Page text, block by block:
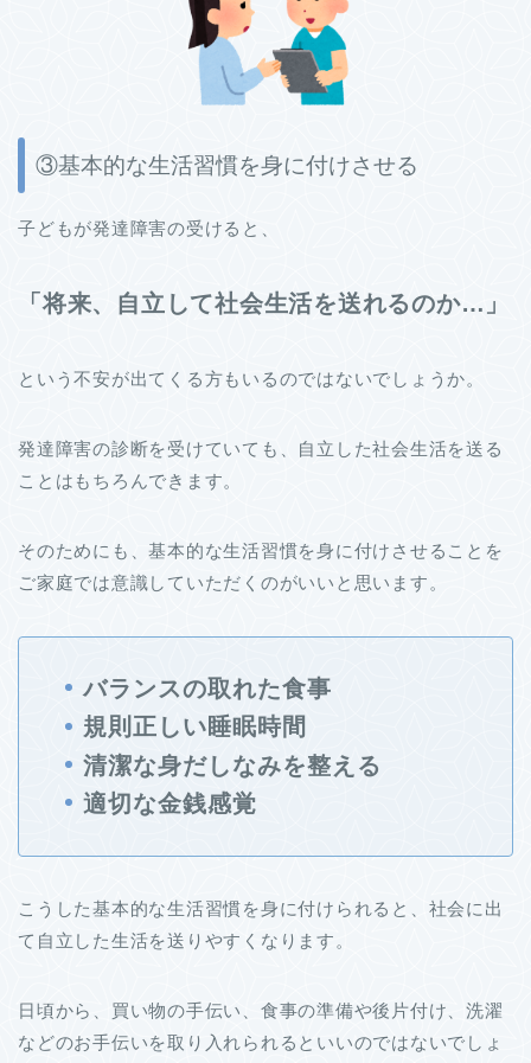
③基本的な生活習慣を身に付けさせる
子どもが発達障害の受けると、
「将来、自立して社会生活を送れるのか…」
という不安が出てくる方もいるのではないでしょうか。
発達障害の診断を受けていても、自立した社会生活を送る
ことはもちろんできます。
そのためにも、基本的な生活習慣を身に付けさせることを
ご家庭では意識していただくのがいいと思います。
バランスの取れた食事
規則正しい睡眠時間
清潔な身だしなみを整える
適切な金銭感覚
こうした基本的な生活習慣を身に付けられると、社会に出
て自立した生活を送りやすくなります。
日頃から、買い物の手伝い、食事の準備や後片付け、洗濯
などのお手伝いを取り入れられるといいのではないでしょ